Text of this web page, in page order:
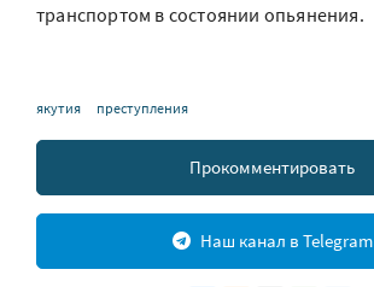
транспортом в состоянии опьянения.
якутия преступления
Прокомментировать
Наш канал в Telegram